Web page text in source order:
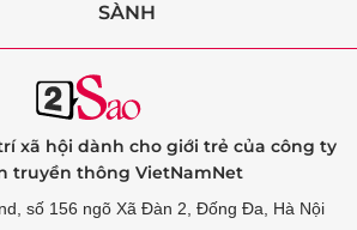
SÀNH
xã hội dành cho giới trẻ của công ty
truyền thông VietNamNet
số 156 ngõ Xã Đàn 2, Đống Đa, Hà Nội